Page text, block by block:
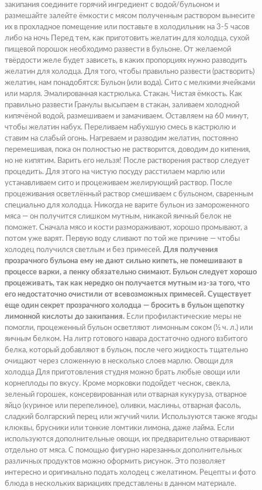
закипания соедините горячий ингредиент с водой/бульоном и
размешайте залейте ёмкости с мясом полученным раствором вынесите
их в прохладное помещение или поставьте в холодильник на 3-5 часов
либо на ночь Перед тем, как приготовить желатин для холодца, сухой
пищевой порошок необходимо развести в бульоне. От желаемой
твёрдости желе будет зависеть, в каких пропорциях нужно разводить
желатин для холодца. Для того, чтобы правильно развести (растворить)
желатин, нам понадобятся: Бульон (или вода). Сито с мелкими ячейками
или марля. Эмалированная кастрюлька. Стакан. Чистая ёмкость. Как
правильно развести Гранулы высыпаем в стакан, заливаем холодной
кипячёной водой, размешиваем и замачиваем. Оставляем на 60 минут,
чтобы желатин набух. Переливаем набухшую смесь в кастрюлю и
ставим на слабый огонь. Нагреваем и разводим желатин, постоянно
перемешивая, пока он полностью не растворится, доводим до кипения,
но не кипятим. Варить его нельзя! После растворения раствор следует
процедить. Для этого на чистую посуду расстилаем марлю или
устанавливаем сито и процеживаем желирующий раствор. После
процеживания осветлённый раствор смешиваем с бульоном, сваренным
специально для холодца. Никогда не варите бульон из замороженного
мяса — он получится слишком мутным, никакой яичный белок не
поможет. Сначала мясо и кости размораживают, хорошо промывают, а
потом уже варят. Первую воду сливают по той же причине — чтобы
холодец получился светлым и без примесей. Для получения
прозрачного бульона ему не дают сильно кипеть, не помешивают в
процессе варки, а пенку обязательно снимают. Бульон следует хорошо
процеживать, так как нередко он получается мутным из-за того, что
его недостаточно очистили от всевозможных примесей. Существует
еще один секрет прозрачного холодца — бросить в бульон щепотку
лимонной кислоты до закипания. Если профилактические меры не
помогли, процеженный бульон осветляют лимонным соком (½ ч. л.) или
яичным белком. На литр готового навара достаточно одного взбитого
белка, который добавляют в бульон, после чего жидкость тщательно
очищают через сложенную в несколько слоев марлю. Овощи для
холодца Для приготовления студня можно брать любые овощи или
корнеплоды по вкусу. Кроме морковки подойдет чеснок, свекла,
зеленый горошек, консервированная или отварная кукуруза, отварное
яйцо (куриное или перепелиное), оливки, маслины, отварная фасоль,
сладкий болгарский перец или жгучий чили. Используются также ягоды
клюквы, брусники или тонкие ломтики лимона, даже лайма. Если
используются дополнительные овощи, их предварительно отваривают
отдельно от мяса. С помощью фигурно нарезанных дополнительных
различных продуктов можно оформить рисунок. Это позволяет
интересно и оригинально подать холодец с желатином. Рецепты и фото
блюда в нескольких вариациях представлены в данном материале.